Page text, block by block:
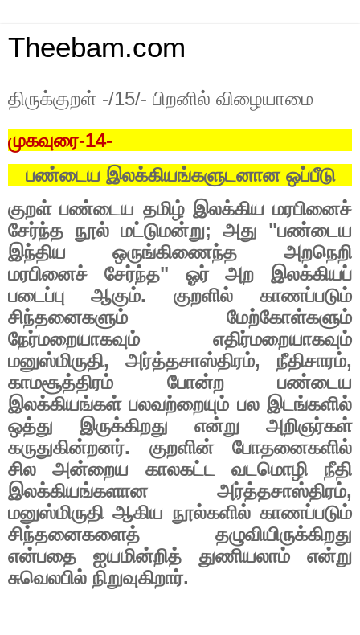
Theebam.com
திருக்குறள் -/15/- பிறனில் விழையாமை
முகவுரை-14-
பண்டைய இலக்கியங்களுடனான ஒப்பீடு
குறள் பண்டைய தமிழ் இலக்கிய மரபினைச்
சேர்ந்த நூல் மட்டுமன்று; அது "பண்டைய
இந்திய
ஒருங்கிணைந்த
அறநெறி
மரபினைச்
சேர்ந்த" ஓர் அற
இலக்கியப்
படைப்பு
ஆகும். குறளில்
காணப்படும்
சிந்தனைகளும்
மேற்கோள்களும்
நேர்மறையாகவும்
எதிர்மறையாகவும்
மனுஸ்மிருதி, அர்த்தசாஸ்திரம், நீதிசாரம்,
காமசூத்திரம்
போன்ற
பண்டைய
இலக்கியங்கள் பலவற்றையும் பல இடங்களில்
ஒத்து
இருக்கிறது என்று
அறிஞர்கள்
கருதுகின்றனர். குறளின்
போதனைகளில்
சில
அன்றைய காலகட்ட வடமொழி
நீதி
இலக்கியங்களான
அர்த்தசாஸ்திரம்,
மனுஸ்மிருதி ஆகிய நூல்களில் காணப்படும்
சிந்தனைகளைத்
தழுவியிருக்கிறது
என்பதை
ஐயமின்றித் துணியலாம்
என்று
சுவெலபில் நிறுவுகிறார்.